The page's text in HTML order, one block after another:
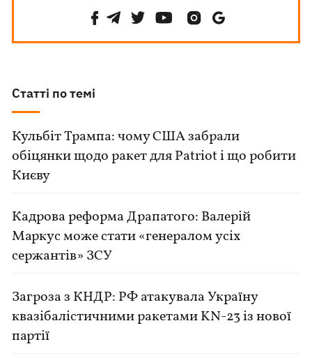
Статті по темі
Кульбіт Трампа: чому США забрали
обіцянки щодо ракет для Patriot і що робити
Києву
Кадрова реформа Драпатого: Валерій
Маркус може стати «генералом усіх
сержантів» ЗСУ
Загроза з КНДР: РФ атакувала Україну
квазібалістичними ракетами KN-23 із нової
партії